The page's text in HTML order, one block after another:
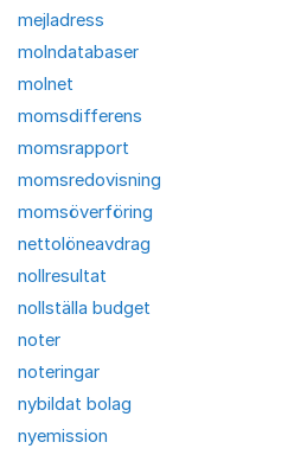
mejladress
molndatabaser
molnet
momsdifferens
momsrapport
momsredovisning
momsöverföring
nettolöneavdrag
nollresultat
nollställa budget
noter
noteringar
nybildat bolag
nyemission